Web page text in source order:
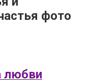
фото
любви